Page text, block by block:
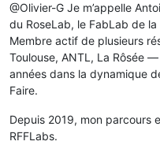
@Olivier-G Je m’appelle
du RoseLab, le FabLab de la
Membre actif de plusieurs
Toulouse, ANTL, La Rôsée
années dans la dynamique
Faire.
Depuis 2019, mon parcours
RFFLabs.